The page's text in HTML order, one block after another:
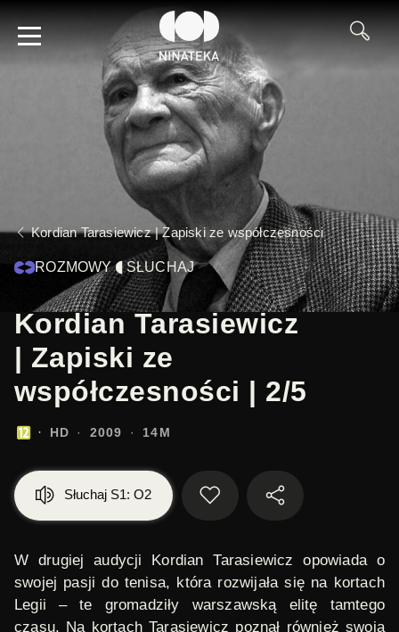
Kordian Tarasiewicz | Zapiski ze współczesności
ROZMOWY SŁUCHAJ
Kordian Tarasiewicz
| Zapiski ze
współczesności | 2/5
HD 2009 14M
Słuchaj S1: O2
W drugiej audycji Kordian Tarasiewicz opowiada o
swojej pasji do tenisa, która rozwijała się na kortach
Legii – te gromadziły warszawską elitę tamtego
czasu. Na kortach Tarasiewicz poznał również swoją